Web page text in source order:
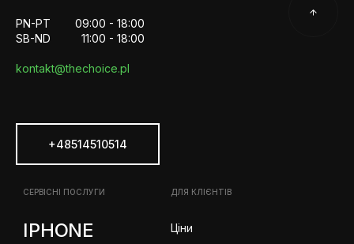
PN-PT
09:00 - 18:00
SB-ND
11:00 - 18:00
kontakt@thechoice.pl
+48514510514
СЕРВІСНІ ПОСЛУГИ
IPHONE
ДЛЯ КЛІЄНТІВ
Ціни